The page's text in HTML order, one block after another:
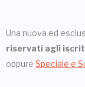
Una nuova ed
riservati agli
oppure Speciale e